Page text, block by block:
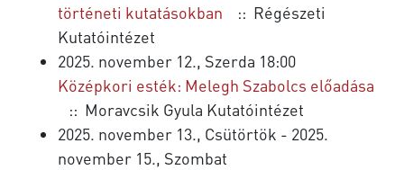
történeti kutatásokban
:: Régészeti
Kutatóintézet
2025. november 12., Szerda 18:00
Középkori esték: Melegh Szabolcs előadása
:: Moravcsik Gyula Kutatóintézet
2025. november 13., Csütörtök - 2025.
november 15., Szombat